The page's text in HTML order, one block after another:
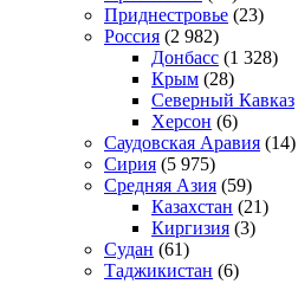
Приднестровье (23)
Россия (2 982)
Донбасс (1 328)
Крым (28)
Северный Кавказ
Херсон (6)
Саудовская Аравия (14)
Сирия (5 975)
Средняя Азия (59)
Казахстан (21)
Киргизия (3)
Судан (61)
Таджикистан (6)